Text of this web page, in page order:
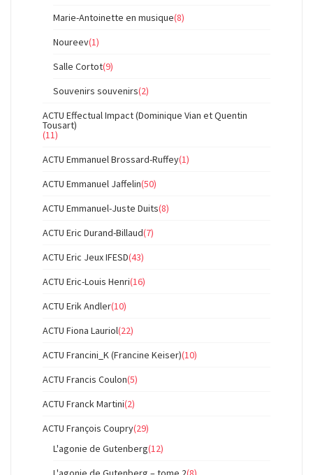
Marie-Antoinette en musique(8)
Noureev(1)
Salle Cortot(9)
Souvenirs souvenirs(2)
ACTU Effectual Impact (Dominique Vian et Quentin
Tousart)
(11)
ACTU Emmanuel Brossard-Ruffey(1)
ACTU Emmanuel Jaffelin(50)
ACTU Emmanuel-Juste Duits(8)
ACTU Eric Durand-Billaud(7)
ACTU Eric Jeux IFESD(43)
ACTU Eric-Louis Henri(16)
ACTU Erik Andler(10)
ACTU Fiona Lauriol(22)
ACTU Francini_K (Francine Keiser)(10)
ACTU Francis Coulon(5)
ACTU Franck Martini(2)
ACTU François Coupry(29)
L'agonie de Gutenberg(12)